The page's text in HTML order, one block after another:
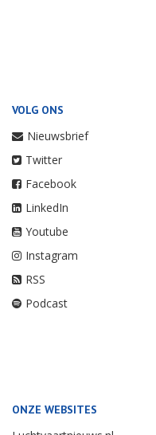
VOLG ONS
Nieuwsbrief
Twitter
Facebook
LinkedIn
Youtube
Instagram
RSS
Podcast
ONZE WEBSITES